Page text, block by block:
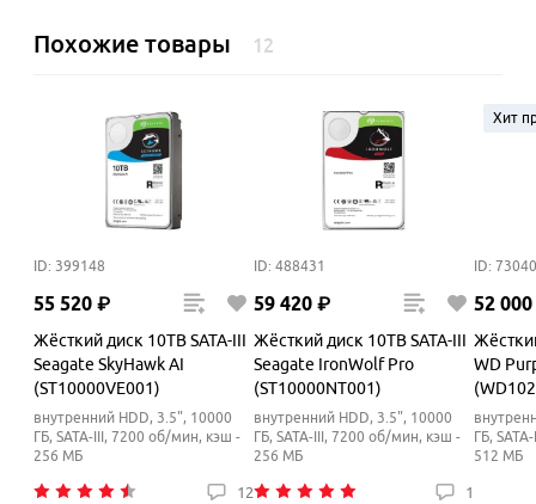
Похожие товары 12
ID: 399148
55 520 ₽
Жёсткий диск 10TB SATA-III
Seagate SkyHawk AI
(ST10000VE001)
внутренний HDD, 3.5", 10000
ГБ, SATA-III, 7200 об/мин, кэш -
256 МБ
12
ID: 488431
59 420 ₽
Жёсткий диск 10TB SATA-III
Seagate IronWolf Pro
(ST10000NT001)
внутренний HDD, 3.5", 10000
ГБ, SATA-III, 7200 об/мин, кэш -
256 МБ
1
Хит
ID:
52 000
WD
ГБ,
512 МБ